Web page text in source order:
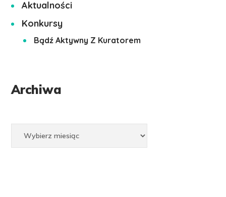
Aktualności
Konkursy
Bądź Aktywny Z Kuratorem
Archiwa
Archiwa